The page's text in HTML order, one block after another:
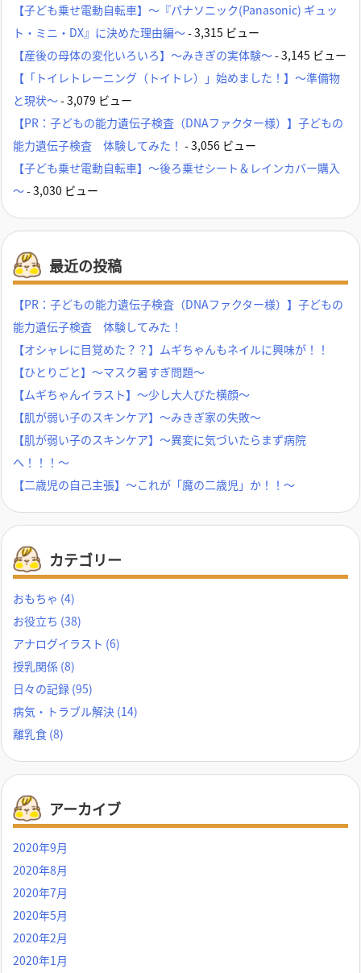
【子ども乗せ電動自転車】～『パナソニック(Panasonic) ギュッ
ト・ミニ・DX』に決めた理由編～- 3,315 ビュー
【産後の母体の変化いろいろ】～みきぎの実体験～- 3,145 ビュー
【「トイレトレーニング（トイトレ）」始めました！】～準備物
と現状～- 3,079 ビュー
【PR：子どもの能力遺伝子検査（DNAファクター様）】子どもの
能力遺伝子検査 体験してみた！ - 3,056 ビュー
【子ども乗せ電動自転車】～後ろ乗せシート＆レインカバー購入
～- 3,030 ビュー
最近の投稿
【PR：子どもの能力遺伝子検査（DNAファクター様）】子どもの
能力遺伝子検査 体験してみた！
【オシャレに目覚めた？？】ムギちゃんもネイルに興味が！！
【ひとりごと】～マスク暑すぎ問題～
【ムギちゃんイラスト】～少し大人びた横顔～
【肌が弱い子のスキンケア】～みきぎ家の失敗～
【肌が弱い子のスキンケア】～異変に気づいたらまず病院
へ！！！～
【二歳児の自己主張】～これが「魔の二歳児」か！！～
カテゴリー
おもちゃ (4)
お役立ち (38)
アナログイラスト (6)
授乳関係 (8)
日々の記録 (95)
病気・トラブル解決 (14)
離乳食 (8)
アーカイブ
2020年9月
2020年8月
2020年7月
2020年5月
2020年2月
2020年1月